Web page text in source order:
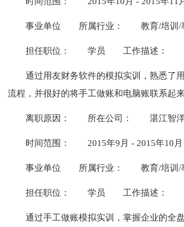
事业单位 所属行业： 教育/培训/
担任职位： 学员 工作描述：
通过用友财务软件的模拟实训，熟悉了
流程，并很好的将手工做账和电脑账联系起来
离职原因： 所在公司： 湛江智
时间范围： 2015年9月 - 2015年10月
事业单位 所属行业： 教育/培训/
担任职位： 学员 工作描述：
通过手工做账模拟实训，掌握企业的全